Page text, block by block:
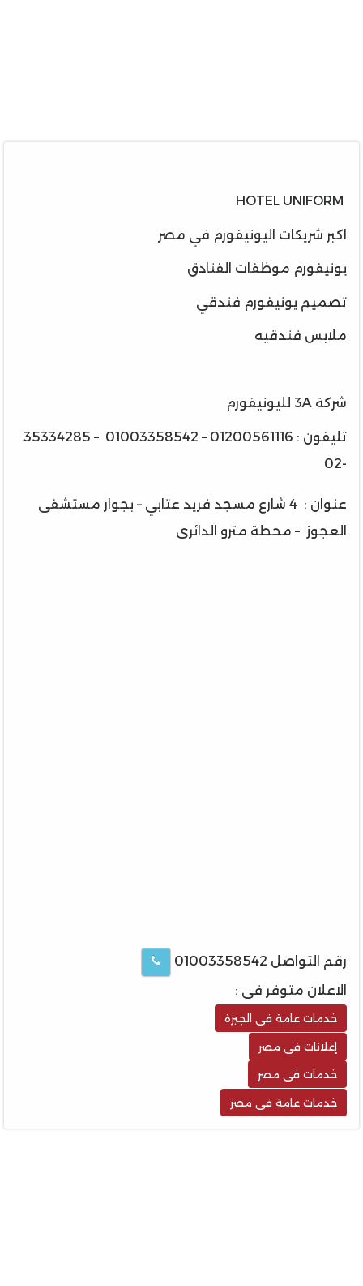
اكبر شريكات اليونيفورم في مصر
يونيفورم موظفات الفنادق
تصميم يونيفورم فندقي
ملابس فندقيه
شركة 3A لليونيفورم
تليفون : 01200561116 – 01003358542 – 35334285
-02
عنوان : 4 شارع مسجد فريد عتابي – بجوار مستشفى
العجوز – محطة مترو الدائرى
رقم التواصل 01003358542
الاعلان متوفر فى :
خدمات عامة فى الجيزة
إعلانات فى مصر
خدمات فى مصر
خدمات عامة فى مصر